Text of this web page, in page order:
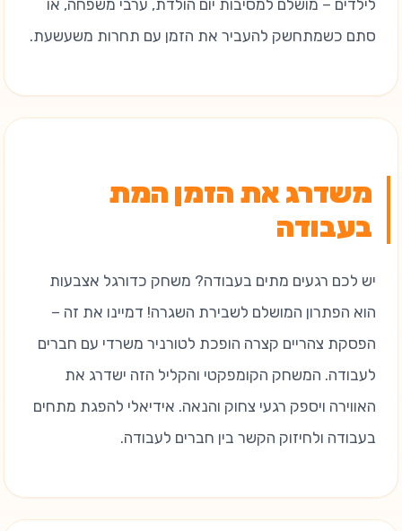
לילדים – מושלם למסיבות יום הולדת, ערבי משפחה, או
סתם כשמתחשק להעביר את הזמן עם תחרות משעשעת.
משדרג את הזמן המת
בעבודה
יש לכם רגעים מתים בעבודה? משחק כדורגל אצבעות
הוא הפתרון המושלם לשבירת השגרה! דמיינו את זה –
הפסקת צהריים קצרה הופכת לטורניר משרדי עם חברים
לעבודה. המשחק הקומפקטי והקליל הזה ישדרג את
האווירה ויספק רגעי צחוק והנאה. אידיאלי להפגת מתחים
בעבודה ולחיזוק הקשר בין חברים לעבודה.